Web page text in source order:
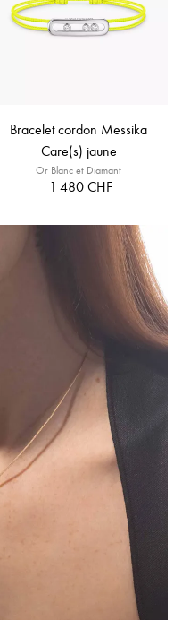
Bracelet cordon Messika
Care(s) jaune
Or Blanc et Diamant
1 480 CHF